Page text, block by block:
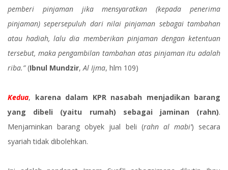
pemberi pinjaman jika mensyaratkan (kepada penerima
pinjaman) sepersepuluh dari nilai pinjaman sebagai tambahan
atau hadiah, lalu dia memberikan pinjaman dengan ketentuan
tersebut, maka pengambilan tambahan atas pinjaman itu adalah
riba.”(Ibnul Mundzir,Al Ijma, hlm 109)
Kedua, karena dalam KPR nasabah menjadikan barang
yang dibeli (yaitu rumah) sebagai jaminan (rahn).
Menjaminkan barang obyek jual beli (rahn al mabi’) secara
syariah tidak dibolehkan.